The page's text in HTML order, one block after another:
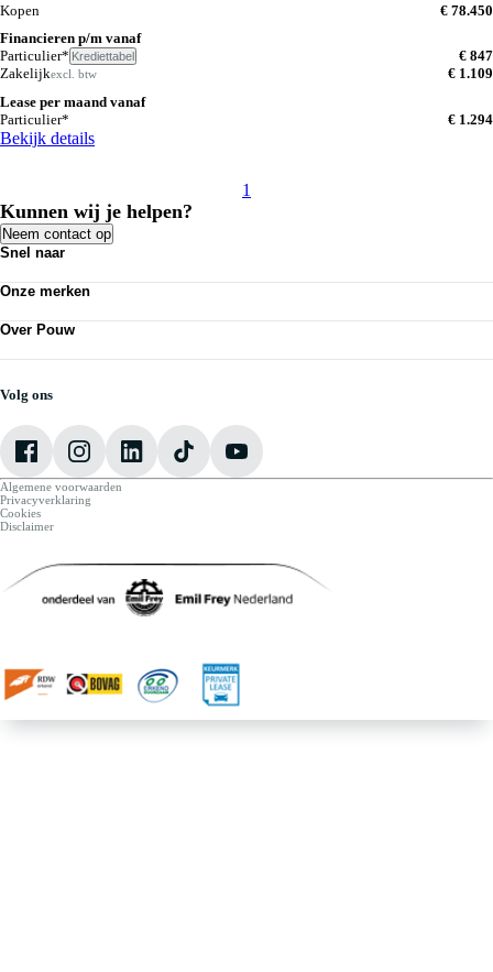
Kopen
€ 78.450
Financieren p/m vanaf
Particulier* Krediettabel
€ 847
Zakelijkexcl. btw
€ 1.109
Lease per maand vanaf
Particulier*
€ 1.294
Bekijk details
1
Kunnen wij je helpen?
Neem contact op
Snel naar
Bedrijfswagens
Kennisbank
Vestigingen
Onze merken
Audi
Škoda
VW Bedrijfswagens
Over Pouw
Vacatures
Mijn Pouw
Volg ons
Algemene voorwaarden
Privacyverklaring
Cookies
Disclaimer